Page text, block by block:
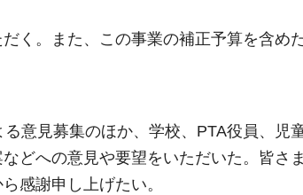
く。また、この事業の補正予算を含め
意見募集のほか、学校、PTA役員、児
どへの意見や要望をいただいた。皆さ
感謝申し上げたい。